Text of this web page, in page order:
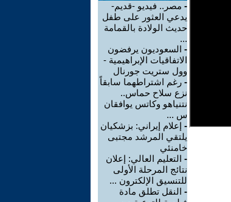
- مصر.. فيديو -قديم-
يدعي العثور على طفل
حديث الولادة بالقمامة
...
- السعوديون يرفضون
الاتفاقيات الإبراهيمية -
وول ستريت جورنال
- رغم اشتراطهما سابقاً
نزع سلاح حماس..
نتنياهو وكاتس يوافقان
س ...
- إعلام إيراني: بزشكيان
يلتقي المرشد مجتبى
خامنئي
- التعليم العالي: إعلان
نتائج المرحلة الأولى
للتنسيق الإلكترون ...
- النقل تطلق مادة